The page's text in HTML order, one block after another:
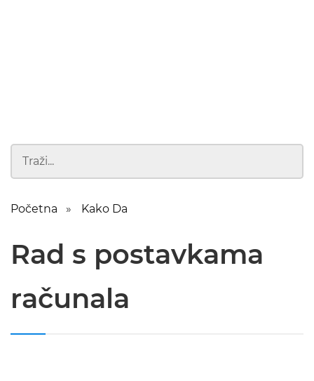
Početna Kako Da
Rad s postavkama
računala